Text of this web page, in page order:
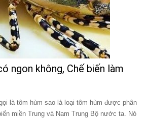
ngon không, Chế biến làm
là tôm hùm sao là loại tôm hùm được phân
miền Trung và Nam Trung Bộ nước ta. Nó